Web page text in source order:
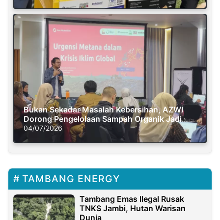
Bukan Sekadar Masalah Kebersihan, AZWI
Dorong Pengelolaan Sampah Organik Jadi
Solusi Krisis Iklim
04/07/2026
TAMBANG ENERGY
Tambang Emas Ilegal Rusak
TNKS Jambi, Hutan Warisan
Dunia